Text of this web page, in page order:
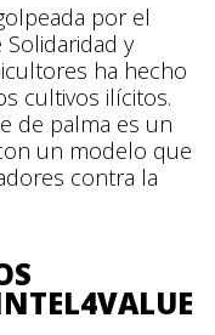
por el
y
ha hecho
cultivos ilícitos.
de palma es un
un modelo que
contra la